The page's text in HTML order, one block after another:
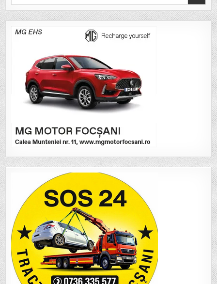
for: